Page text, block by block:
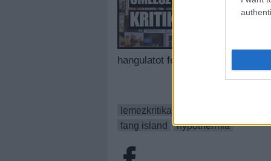
hangulatot fest, mint zenél.
lemezkritika
fang island
hypothermia